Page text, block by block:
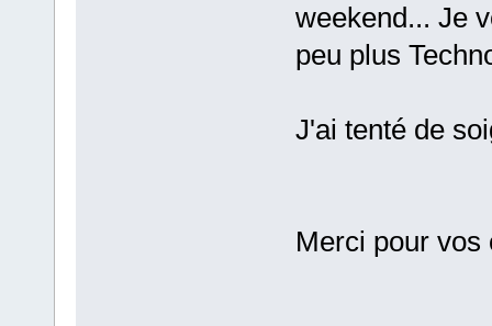
weekend... Je
peu plus
J'ai tenté de
Merci pour vos